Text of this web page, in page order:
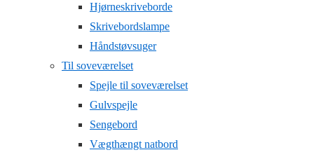
Hjørneskriveborde
Skrivebordslampe
Håndstøvsuger
Til soveværelset
Spejle til soveværelset
Gulvspejle
Sengebord
Vægthængt natbord